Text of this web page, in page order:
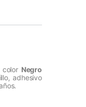
color Negro
adhesivo